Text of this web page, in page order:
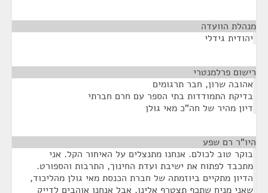
מנהלת הוועדה
יהודית גידלי
רישום פרלמנטרי
אהובה שרון, חבר תרגומים
בדיקת התמודדות בתי הספר עם חרם חברתי
דיון מהיר של חה"כ מאי גולן
היו"ר רם שפע
בוקר טוב לכולם. אנחנו מתנצלים על האיחור הקל. אני
מתכבד לפתוח את ישיבת ועדת החינוך, התרבות והספורט.
הדיון מתקיים ביוזמתה של חברת הכנסת מאי גולן מהליכוד,
שאני מניח שתכף תצטרף אלינו, אבל אנחנו אוהבים לדייק